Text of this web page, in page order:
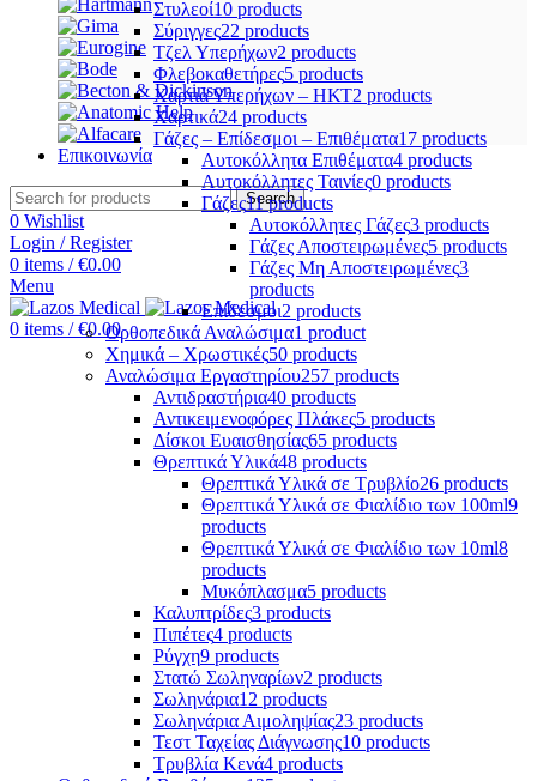
Επικοινωνία
Search
0 Wishlist
Login / Register
0 items / €0.00
Menu
0 items / €0.00
Στυλεοί10 products
Σύριγγες22 products
Τζελ Υπερήχων2 products
Φλεβοκαθετήρες5 products
Χαρτιά Υπερήχων – ΗΚΤ2 products
Χαρτικά24 products
Γάζες – Επίδεσμοι – Επιθέματα17 products
Αυτοκόλλητα Επιθέματα4 products
Αυτοκόλλητες Ταινίες0 products
Γάζες11 products
Αυτοκόλλητες Γάζες3 products
Γάζες Αποστειρωμένες5 products
Γάζες Μη Αποστειρωμένες3
products
Επίδεσμοι2 products
Ορθοπεδικά Αναλώσιμα1 product
Χημικά – Χρωστικές50 products
Αναλώσιμα Εργαστηρίου257 products
Αντιδραστήρια40 products
Αντικειμενοφόρες Πλάκες5 products
Δίσκοι Ευαισθησίας65 products
Θρεπτικά Υλικά48 products
Θρεπτικά Υλικά σε Τρυβλίο26 products
Θρεπτικά Υλικά σε Φιαλίδιο των 100ml9
products
Θρεπτικά Υλικά σε Φιαλίδιο των 10ml8
products
Μυκόπλασμα5 products
Καλυπτρίδες3 products
Πιπέτες4 products
Ρύγχη9 products
Στατώ Σωληναρίων2 products
Σωληνάρια12 products
Σωληνάρια Αιμοληψίας23 products
Τεστ Ταχείας Διάγνωσης10 products
Τρυβλία Κενά4 products